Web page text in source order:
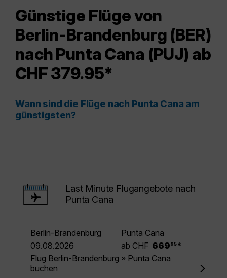
Günstige Flüge von
Berlin-Brandenburg (BER)
nach Punta Cana (PUJ) ab
CHF 379.95*
Wann sind die Flüge nach Punta Cana am
günstigsten?
Last Minute Flugangebote nach
Punta Cana
Berlin-Brandenburg
Punta Cana
09.08.2026
ab CHF 669 95 *
Flug Berlin-Brandenburg » Punta Cana
buchen